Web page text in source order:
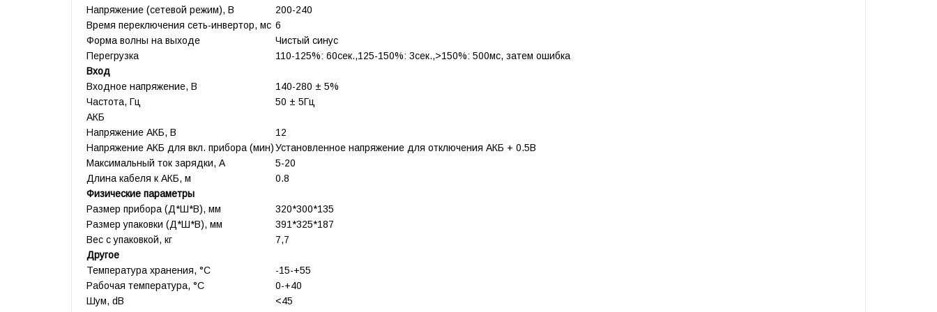
Напряжение (сетевой режим), В
200-240
Время переключения сеть-инвертор, мс 6
Форма волны на выходе
Чистый синус
Перегрузка
110-125%: 60сек.,125-150%: 3сек.,>150%: 500мс, затем ошибка
Вход
Входное напряжение, В
140-280 ± 5%
Частота, Гц
50 ± 5Гц
АКБ
Напряжение АКБ, В
12
Напряжение АКБ для вкл. прибора (мин)Установленное напряжение для отключения АКБ + 0.5В
Максимальный ток зарядки, А
5-20
Длина кабеля к АКБ, м
0.8
Физические параметры
Размер прибора (Д*Ш*В), мм
320*300*135
Размер упаковки (Д*Ш*В), мм
391*325*187
Вес с упаковкой, кг
7,7
Другое
Температура хранения, °C
-15-+55
Рабочая температура, °C
0-+40
Шум, dB
<45